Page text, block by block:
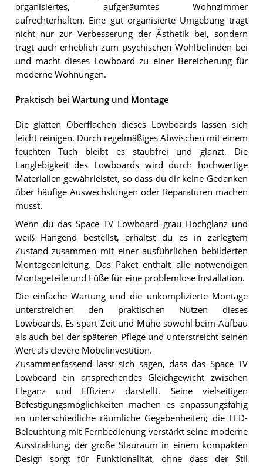
organisiertes, aufgeräumtes Wohnzimmer
aufrechterhalten. Eine gut organisierte Umgebung trägt
nicht nur zur Verbesserung der Ästhetik bei, sondern
trägt auch erheblich zum psychischen Wohlbefinden bei
und macht dieses Lowboard zu einer Bereicherung für
moderne Wohnungen.
Praktisch bei Wartung und Montage
Die glatten Oberflächen dieses Lowboards lassen sich
leicht reinigen. Durch regelmäßiges Abwischen mit einem
feuchten Tuch bleibt es staubfrei und glänzt. Die
Langlebigkeit des Lowboards wird durch hochwertige
Materialien gewährleistet, so dass du dir keine Gedanken
über häufige Auswechslungen oder Reparaturen machen
musst.
Wenn du das Space TV Lowboard grau Hochglanz und
weiß Hängend bestellst, erhältst du es in zerlegtem
Zustand zusammen mit einer ausführlichen bebilderten
Montageanleitung. Das Paket enthält alle notwendigen
Montageteile und Füße für eine problemlose Installation.
Die einfache Wartung und die unkomplizierte Montage
unterstreichen den praktischen Nutzen dieses
Lowboards. Es spart Zeit und Mühe sowohl beim Aufbau
als auch bei der späteren Pflege und unterstreicht seinen
Wert als clevere Möbelinvestition.
Zusammenfassend lässt sich sagen, dass das Space TV
Lowboard ein ansprechendes Gleichgewicht zwischen
Eleganz und Effizienz darstellt. Seine vielseitigen
Befestigungsmöglichkeiten machen es anpassungsfähig
an unterschiedliche räumliche Gegebenheiten; die LED-
Beleuchtung mit Fernbedienung verstärkt seine moderne
Ausstrahlung; der große Stauraum in einem kompakten
Design sorgt für Funktionalität, ohne dass der Stil